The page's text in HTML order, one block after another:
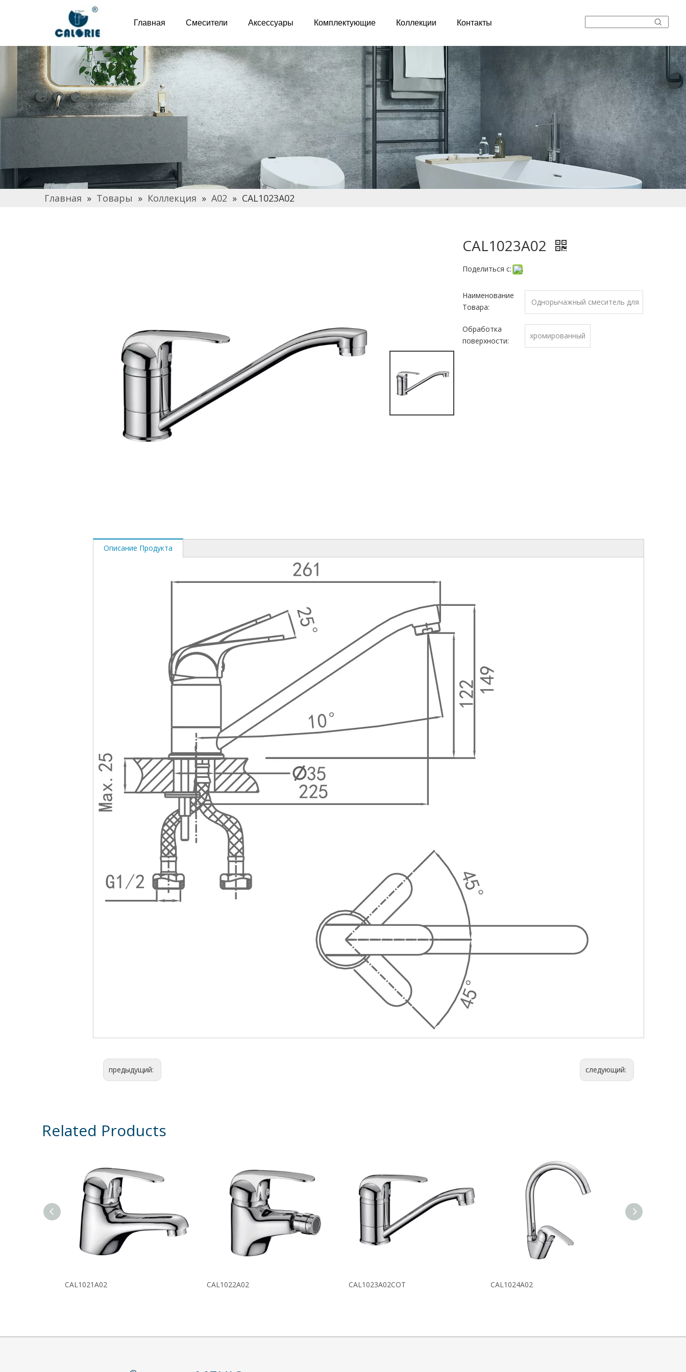
Главная Смесители Аксессуары Комплектующие Коллекции Контакты
Главная » Товары » Коллекция » A02 » CAL1023A02
CAL1023A02
Поделиться с:
Наименование
Товара:
Однорычажный смеситель для
Обработка
поверхности:
хромированный
Описание Продукта
предыдущий: следующий:
Related Products
CAL1021A02 CAL1022A02 CAL1023A02COT CAL1024A02